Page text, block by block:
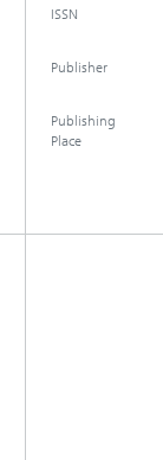
ISSN
Publisher
Publishing
Place